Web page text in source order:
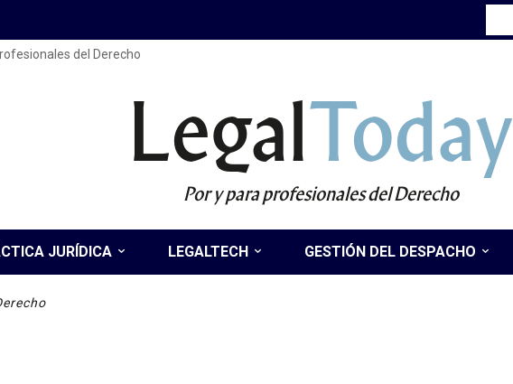
del Derecho
LegalToday
Por y para profesionales del Derecho
JURÍDICA LEGALTECH GESTIÓN DEL DESPACHO